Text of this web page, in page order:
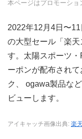
本ページはプロモーショ
2022年12月4日〜
の大型セール「楽
す。太陽スポーツ
ーポンが配布され
ク、 ogawa製品な
ビューします。
アイキャッチ画像出典: 楽天